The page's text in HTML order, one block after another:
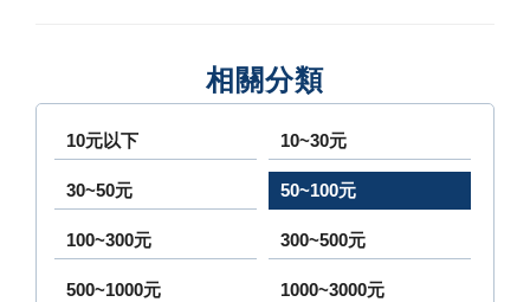
相關分類
10元以下 10~30元
30~50元 50~100元
100~300元 300~500元
500~1000元 1000~3000元